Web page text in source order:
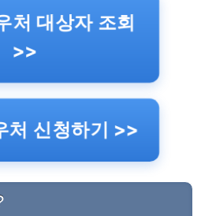
처 대상자 조회
>>
처 신청하기 >>